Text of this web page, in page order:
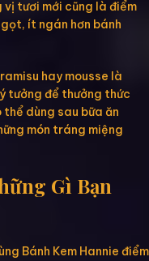
tươi mới cũng là điểm
ít ngán hơn bánh
hay mousse là
tưởng để thưởng thức
dùng sau bữa ăn
món tráng miệng
Gì Bạn
Bánh Kem Hannie điểm